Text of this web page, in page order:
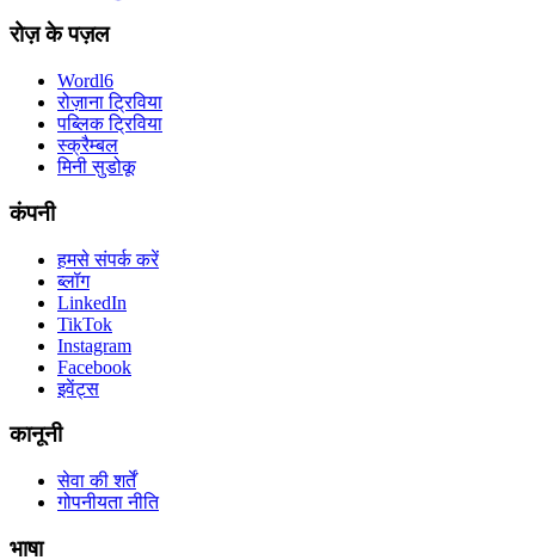
रोज़ के पज़ल
Wordl6
रोज़ाना ट्रिविया
पब्लिक ट्रिविया
स्क्रैम्बल
मिनी सुडोकू
कंपनी
हमसे संपर्क करें
ब्लॉग
LinkedIn
TikTok
Instagram
Facebook
इवेंट्स
कानूनी
सेवा की शर्तें
गोपनीयता नीति
भाषा